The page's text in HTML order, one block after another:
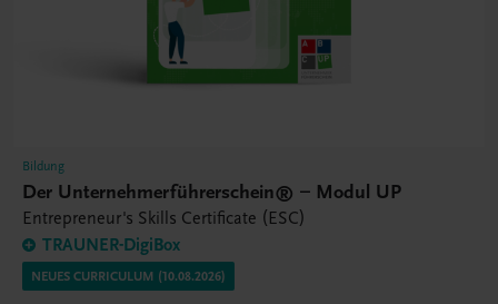
Bildung
Der Unternehmerführerschein® – Modul UP
Entrepreneur's Skills Certificate (ESC)
TRAUNER-DigiBox
NEUES CURRICULUM (10.08.2026)